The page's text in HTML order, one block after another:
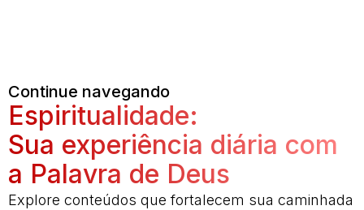
Continue navegando
Espiritualidade:
Sua experiência diária com
a Palavra de Deus
Explore conteúdos que fortalecem sua caminhada